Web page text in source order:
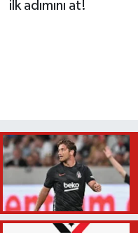
ilk adımını at!